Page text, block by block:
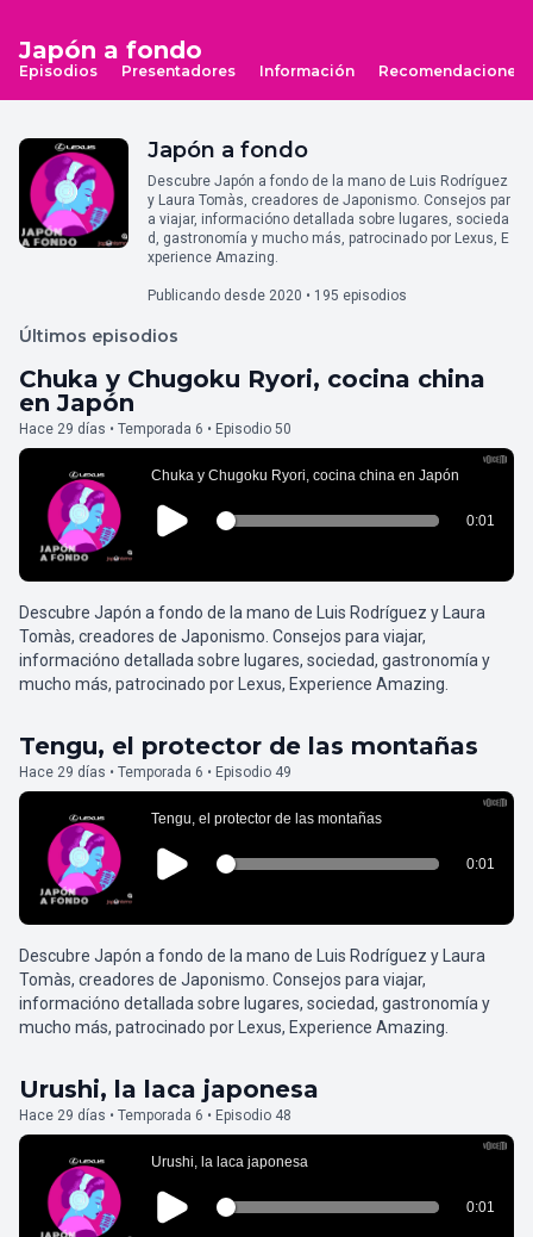
Japón a fondo
Episodios Presentadores Información Recomendaciones
Japón a fondo
Descubre Japón a fondo de la mano de Luis Rodríguez
y Laura Tomàs, creadores de Japonismo. Consejos par
a viajar, informacióno detallada sobre lugares, socieda
d, gastronomía y mucho más, patrocinado por Lexus, E
xperience Amazing.
Publicando desde 2020 • 195 episodios
Últimos episodios
Chuka y Chugoku Ryori, cocina china
en Japón
Hace 29 días • Temporada 6 • Episodio 50
Descubre Japón a fondo de la mano de Luis Rodríguez y Laura
Tomàs, creadores de Japonismo. Consejos para viajar,
informacióno detallada sobre lugares, sociedad, gastronomía y
mucho más, patrocinado por Lexus, Experience Amazing.
Tengu, el protector de las montañas
Hace 29 días • Temporada 6 • Episodio 49
Descubre Japón a fondo de la mano de Luis Rodríguez y Laura
Tomàs, creadores de Japonismo. Consejos para viajar,
informacióno detallada sobre lugares, sociedad, gastronomía y
mucho más, patrocinado por Lexus, Experience Amazing.
Urushi, la laca japonesa
Hace 29 días • Temporada 6 • Episodio 48